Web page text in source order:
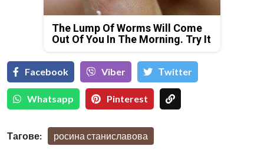
The Lump Of Worms Will Come
Out Of You In The Morning. Try It
Facebook Viber Тwitter
Whatsapp Pinterest
Тагове: росина станиславова